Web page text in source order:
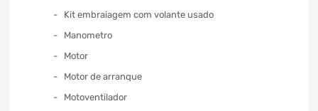
Kit embraiagem com volante usado
Manometro
Motor
Motor de arranque
Motoventilador